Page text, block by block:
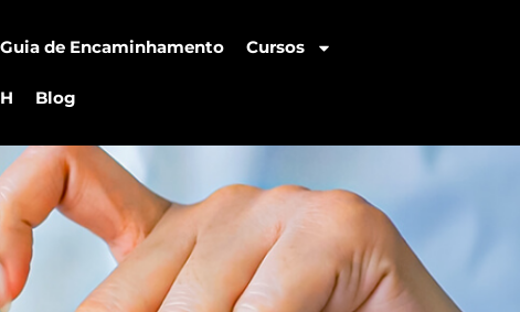
Guia de Encaminhamento Cursos
Blog